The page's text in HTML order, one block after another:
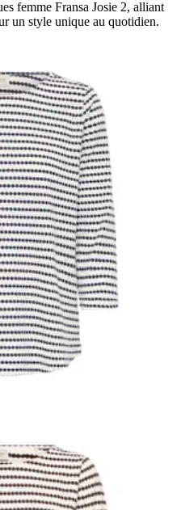
femme Fransa Josie 2, alliant
un style unique au quotidien.